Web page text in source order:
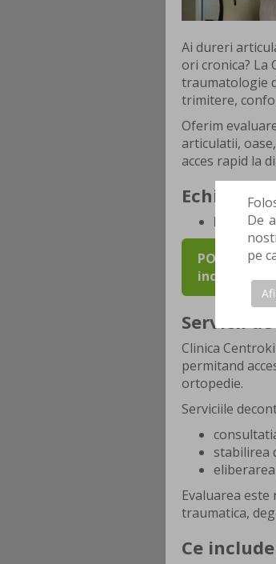
De
pe
Ai dureri
ori cronica? La
traumatologie
trimitere,
Oferim
articulatii,
acces rapid la
Echipa
Dr.
POTI FACE
inceperii
Servicii
Clinica
permitand
ortopedie.
Serviciile
stabilirea
Evaluarea
traumatica,
Ce